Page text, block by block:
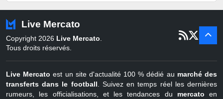
Pays-Bas
22 juin - 2 sept
Belgique
juil - 31
Live Mercato
Copyright 2026 Live Mercato
Tous droits réservés.
Live Mercato est un site d'actualité 100 % dédié au marché des
transferts dans le football . Suivez en temps réel les dernières
rumeurs, les officialisations, et les tendances du mercato en